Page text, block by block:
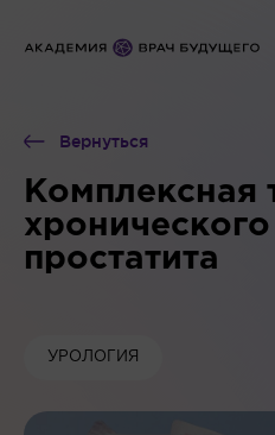
Вернуться
Комплексная
хронического
простатита
УРОЛОГИЯ